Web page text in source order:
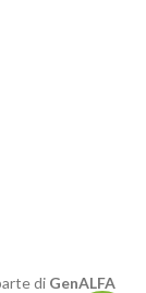
di GenALFA